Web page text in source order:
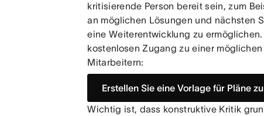
kritisierende Person bereit sein, zum
an möglichen Lösungen und nächsten
eine Weiterentwicklung zu
kostenlosen Zugang zu einer
Mitarbeitern:
Erstellen Sie eine Vorlage für Pläne
Wichtig ist, dass konstruktive Kritik